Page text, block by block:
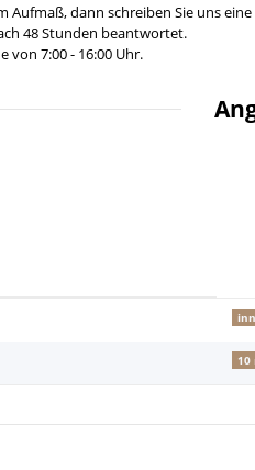
Aufmaß, dann schreiben Sie uns eine
48 Stunden beantwortet.
von 7:00 - 16:00 Uhr.
10